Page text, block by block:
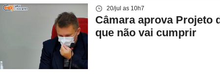
20/jul as 10h7
Câmara aprova Projeto
que não vai cumprir